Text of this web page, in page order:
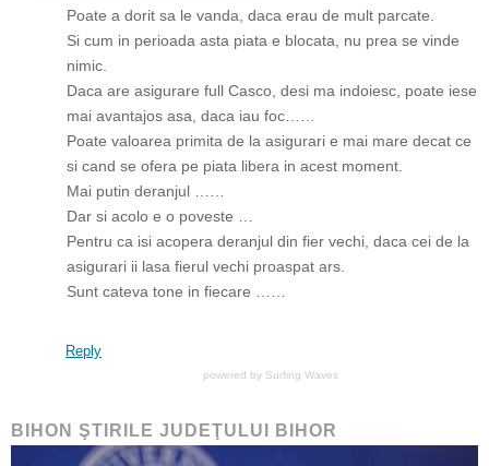
Poate a dorit sa le vanda, daca erau de mult parcate.
Si cum in perioada asta piata e blocata, nu prea se vinde
nimic.
Daca are asigurare full Casco, desi ma indoiesc, poate iese
mai avantajos asa, daca iau foc……
Poate valoarea primita de la asigurari e mai mare decat ce
si cand se ofera pe piata libera in acest moment.
Mai putin deranjul ……
Dar si acolo e o poveste …
Pentru ca isi acopera deranjul din fier vechi, daca cei de la
asigurari ii lasa fierul vechi proaspat ars.
Sunt cateva tone in fiecare ……
Reply
powered by Surfing Waves
BIHON ŞTIRILE JUDEŢULUI BIHOR